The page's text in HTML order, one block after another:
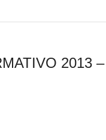
2013 –